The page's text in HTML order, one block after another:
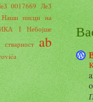
0017669 ЛеЗ
Наши писци на
I Небојше
ab